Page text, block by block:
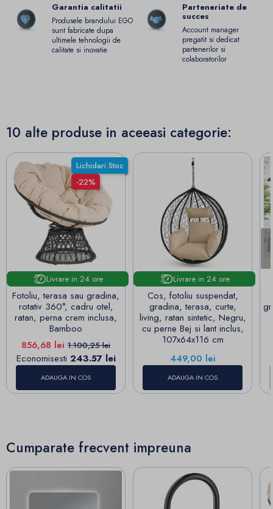
Garantia calitatii
Produsele brandului EGO
sunt fabricate dupa
ultimele tehnologii de
calitate si inovatie
Parteneriate de
succes
Account manager
pregatit si dedicat
partenerilor si
colaboratorilor
10 alte produse in aceeasi categorie:
Lichidari Stoc
-22%
Livrare in 24 ore
Fotoliu, terasa sau gradina,
rotativ 360°, cadru otel,
ratan, perna crem inclusa,
Bamboo
Pret
856,68 lei Pret de baza
1.100,25 lei
Economisesti 243.57 lei
ADAUGA IN COS
Livrare in 24 ore
Cos, fotoliu suspendat,
gradina, terasa, curte,
living, ratan sintetic, Negru,
cu perne Bej si lant inclus,
107x64x116 cm
Pret
449,00 lei
ADAUGA IN COS
Cumparate frecvent impreuna